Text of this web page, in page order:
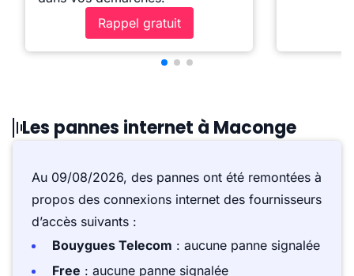
Rappel gratuit
Les pannes internet à Maconge
Au 09/08/2026, des pannes ont été remontées à
propos des connexions internet des fournisseurs
d’accès suivants :
Bouygues Telecom : aucune panne signalée
Free : aucune panne signalée